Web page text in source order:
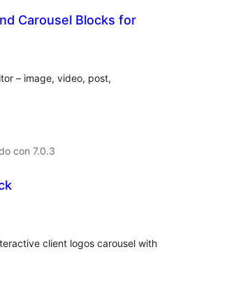
Carousel Blocks for
– image, video, post,
con 7.0.3
client logos carousel with